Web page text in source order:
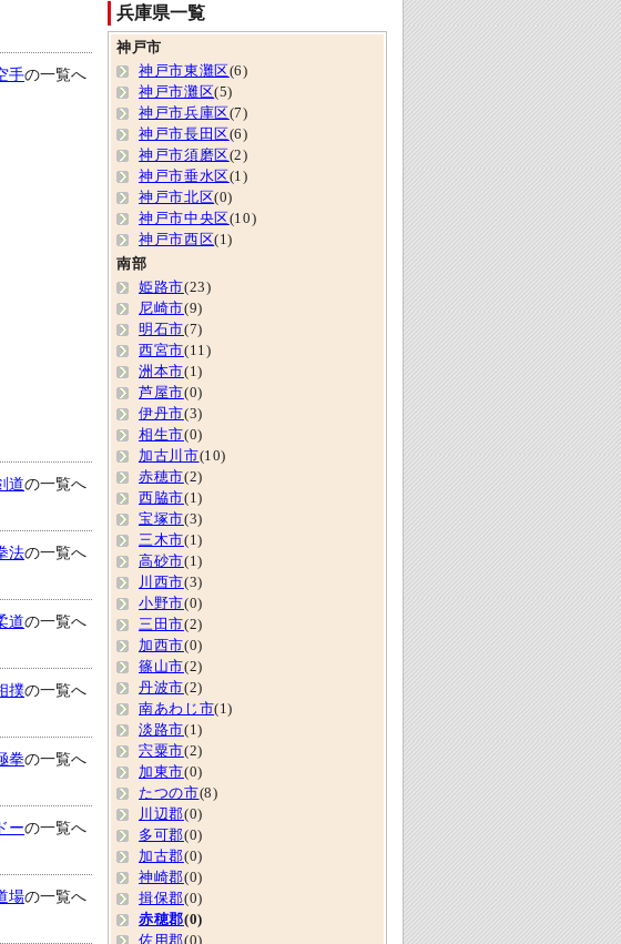
手の一覧へ
道の一覧へ
法の一覧へ
道の一覧へ
撲の一覧へ
拳の一覧へ
ーの一覧へ
場の一覧へ
兵庫県一覧
神戸市
神戸市東灘区 (6)
神戸市灘区(5)
神戸市兵庫区 (7)
神戸市長田区 (6)
神戸市須磨区 (2)
神戸市垂水区 (1)
神戸市北区(0)
神戸市中央区 (10)
神戸市西区(1)
南部
姫路市(23)
尼崎市(9)
明石市(7)
西宮市(11)
洲本市(1)
芦屋市(0)
伊丹市(3)
相生市(0)
加古川市(10)
赤穂市(2)
西脇市(1)
宝塚市(3)
三木市(1)
高砂市(1)
川西市(3)
小野市(0)
三田市(2)
加西市(0)
篠山市(2)
丹波市(2)
南あわじ市(1)
淡路市(1)
宍粟市(2)
加東市(0)
たつの市(8)
川辺郡(0)
多可郡(0)
加古郡(0)
神崎郡(0)
揖保郡(0)
赤穂郡(0)
佐用郡(0)